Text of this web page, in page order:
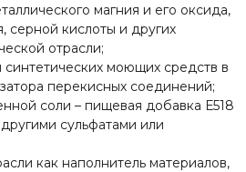
магния и его оксида,
серной кислоты и других
отрасли;
синтетических моющих средств в
перекисных соединений;
соли – пищевая добавка Е518
сульфатами или
как наполнитель материалов,